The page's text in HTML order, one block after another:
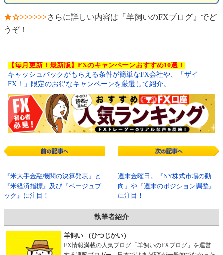
★☆>>>>>>さらに詳しい内容は『羊飼いのFXブログ』でど
うぞ！
【毎月更新！最新版】FXのキャンペーンおすすめ10選！
キャッシュバックがもらえる条件が簡単なFX会社や、「ザイ
FX！」限定のお得なキャンペーンを厳選して紹介。
『米大手金融機関の決算発表』と
『米経済指標』及び『ベージュブ
ック』に注目！
週末金曜日。『NY株式市場の動
向』や『週末のポジション調整』
に注目！
執筆者紹介
羊飼い （ひつじかい）
FX情報満載の人気ブログ「羊飼いのFXブログ」を運営